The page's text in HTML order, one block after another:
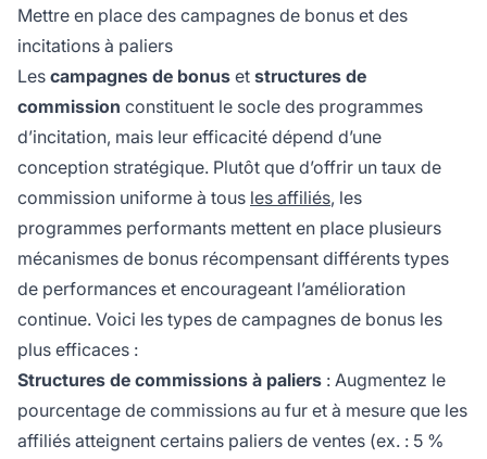
Mettre en place des campagnes de bonus et des
incitations à paliers
Les campagnes de bonus et structures de
commission constituent le socle des programmes
d’incitation, mais leur efficacité dépend d’une
conception stratégique. Plutôt que d’offrir un taux de
commission uniforme à tous les affiliés, les
programmes performants mettent en place plusieurs
mécanismes de bonus récompensant différents types
de performances et encourageant l’amélioration
continue. Voici les types de campagnes de bonus les
plus efficaces :
Structures de commissions à paliers : Augmentez le
pourcentage de commissions au fur et à mesure que les
affiliés atteignent certains paliers de ventes (ex. : 5 %